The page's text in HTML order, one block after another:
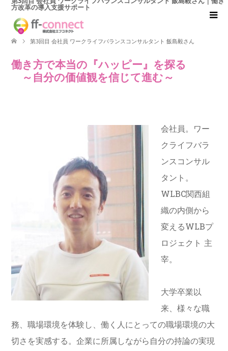
方改革の導入支援サポート
第3回目 会社員 ワークライフバランスコンサルタント 飯島毅さん
働き方で本当の『ハッピー』を探る
～自分の価値観を信じて進む～
会社員。ワー
クライフバラ
ンスコンサル
タント。
WLBC関西組
織の内側から
変えるWLBプ
ロジェクト 主
宰。
大学卒業以
来、様々な職
務、職場環境を体験し、働く人にとっての職場環境の大
切さを実感する。企業に所属しながら自分の持論の実現